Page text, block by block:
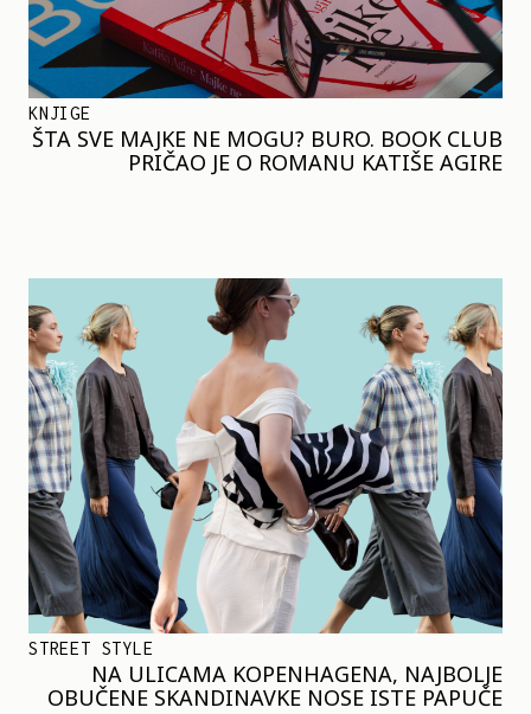
KNJIGE
ŠTA SVE MAJKE NE MOGU? BURO. BOOK CLUB
PRIČAO JE O ROMANU KATIŠE AGIRE
STREET STYLE
NA ULICAMA KOPENHAGENA, NAJBOLJE
OBUČENE SKANDINAVKE NOSE ISTE PAPUČE